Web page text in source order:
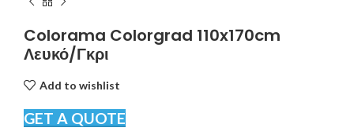
Colorama Colorgrad 110x170cm
Λευκό/Γκρι
Add to wishlist
GET A QUOTE